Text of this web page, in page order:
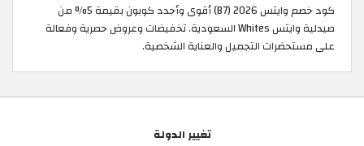
كود خصم وايتس 2026 (B7) أقوى وأجدد كوبون بقيمة 5% من
صيدلية وايتس Whites السعودية. تخفيضات وعروض حصرية وفعالة
على مستحضرات التجميل والعناية الشخصية.
تغيير الدولة